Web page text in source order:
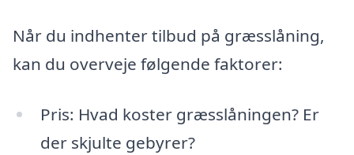
Når du indhenter tilbud på græsslåning,
kan du overveje følgende faktorer:
Pris: Hvad koster græsslåningen? Er
der skjulte gebyrer?